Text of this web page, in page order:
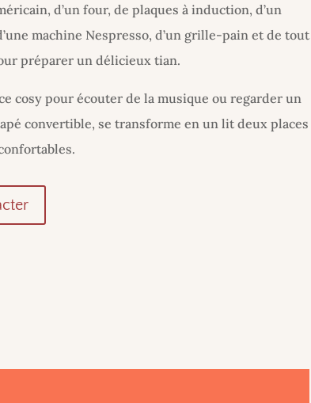
d’un four, de plaques à induction, d’un
machine Nespresso, d’un grille-pain et de tout
préparer un délicieux tian.
cosy pour écouter de la musique ou regarder un
convertible, se transforme en un lit deux places